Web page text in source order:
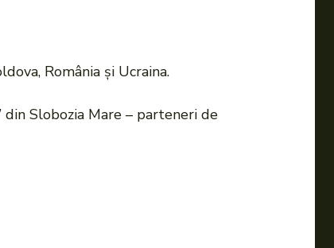
România și Ucraina.
din Slobozia Mare – parteneri de